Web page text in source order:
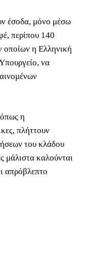
έσοδα, μόνο μέσω
περίπου 140
οποίων η Ελληνική
να
η
πλήττουν
του κλάδου
μάλιστα καλούνται
απρόβλεπτο